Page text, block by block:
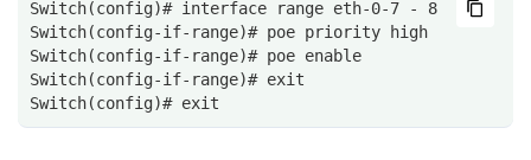
Switch(config)# interface range eth-0-7 - 8
Switch(config-if-range)# poe priority high
Switch(config-if-range)# poe enable
Switch(config-if-range)# exit
Switch(config)# exit